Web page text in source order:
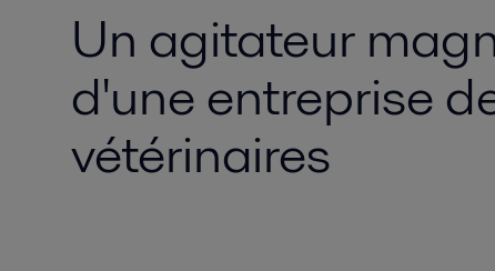
Un agitateur
d'une entreprise
vétérinaires